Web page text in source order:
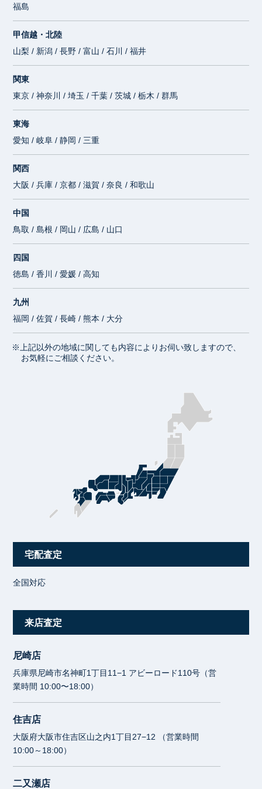
福島
甲信越・北陸
山梨 / 新潟 / 長野 / 富山 / 石川 / 福井
関東
東京 / 神奈川 / 埼玉 / 千葉 / 茨城 / 栃木 / 群馬
東海
愛知 / 岐阜 / 静岡 / 三重
関西
大阪 / 兵庫 / 京都 / 滋賀 / 奈良 / 和歌山
中国
鳥取 / 島根 / 岡山 / 広島 / 山口
四国
徳島 / 香川 / 愛媛 / 高知
九州
福岡 / 佐賀 / 長崎 / 熊本 / 大分
※上記以外の地域に関しても内容によりお伺い致しますので、
お気軽にご相談ください。
宅配査定
全国対応
来店査定
尼崎店
兵庫県尼崎市名神町1丁目11−1 アビーロード110号（営
業時間 10:00〜18:00）
住吉店
大阪府大阪市住吉区山之内1丁目27−12 （営業時間
10:00～18:00）
二又瀬店